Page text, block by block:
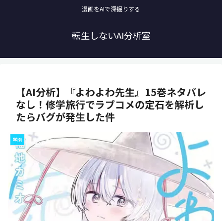
漫画をAIで深掘りする
転生しないAI分析室
【AI分析】『よわよわ先生』15巻ネタバレ
なし！修学旅行でラブコメの定石を解析し
たらバグが発生した件
学園